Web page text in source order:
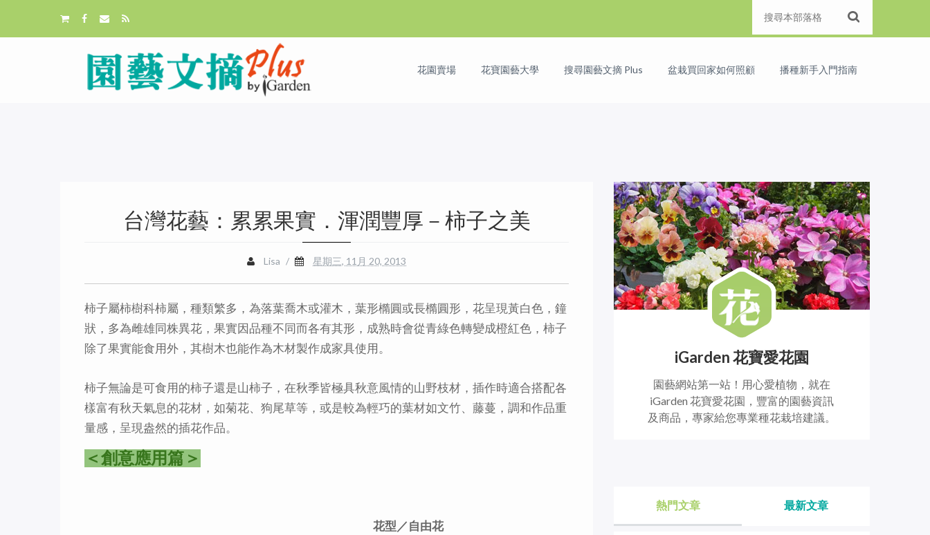
花園賣場 花寶園藝大學 搜尋園藝文摘 Plus 盆栽買回家如何照顧 播種新手入門指南
台灣花藝：累累果實．渾潤豐厚－柿子之美
Lisa / 星期三, 11月 20, 2013
柿子屬柿樹科柿屬，種類繁多，為落葉喬木或灌木，葉形橢圓或長橢圓形，花呈現黃白色，鐘
狀，多為雌雄同株異花，果實因品種不同而各有其形，成熟時會從青綠色轉變成橙紅色，柿子
除了果實能食用外，其樹木也能作為木材製作成家具使用。
柿子無論是可食用的柿子還是山柿子，在秋季皆極具秋意風情的山野枝材，插作時適合搭配各
樣富有秋天氣息的花材，如菊花、狗尾草等，或是較為輕巧的葉材如文竹、藤蔓，調和作品重
量感，呈現盎然的插花作品。
＜創意應用篇＞
花型／自由花
iGarden 花寶愛花園
園藝網站第一站！用心愛植物，就在
iGarden 花寶愛花園，豐富的園藝資訊
及商品，專家給您專業種花栽培建議。
熱門文章 最新文章